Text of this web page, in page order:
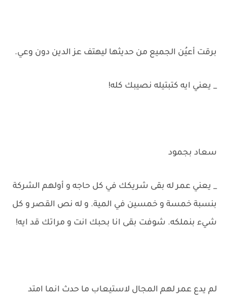
برقت أعيُن الجميع من حديثها ليهتف عز الدين دون وعي.
_ يعني ايه كتبتيله نصيبك كله!
سعاد بجمود
_ يعني عمر له بقى شريكك في كل حاجه و أولهم الشركة
بنسبة خمسة و خمسين في المية. و له نص القصر و كل
شيء بنملكه. شوفت بقى انا بحبك انت و مراتك قد ايه!
لم يدع عمر لهم المجال لاستيعاب ما حدث انما امتد